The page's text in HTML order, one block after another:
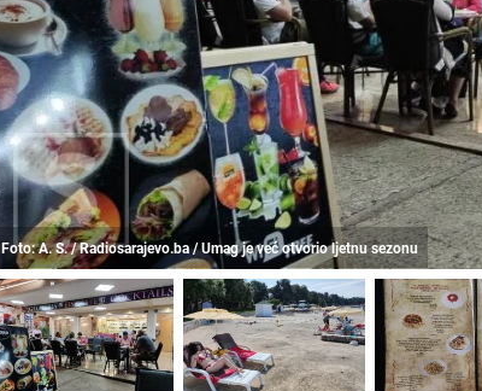
Foto: A. S. / Radiosarajevo.ba / Umag je već otvorio ljetnu sezonu